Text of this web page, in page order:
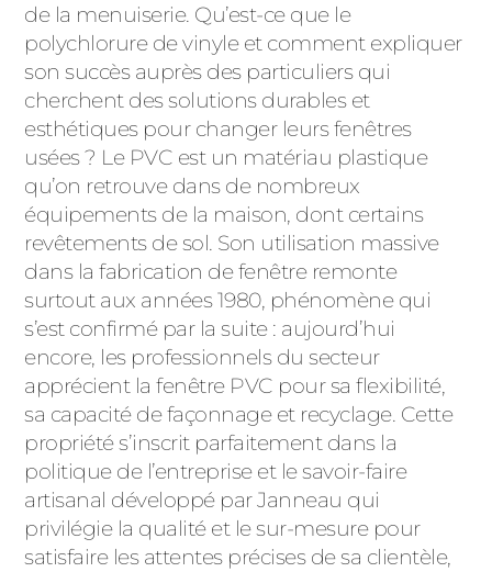
de la menuiserie. Qu’est-ce que le
polychlorure de vinyle et comment expliquer
son succès auprès des particuliers qui
cherchent des solutions durables et
esthétiques pour changer leurs fenêtres
usées ? Le PVC est un matériau plastique
qu’on retrouve dans de nombreux
équipements de la maison, dont certains
revêtements de sol. Son utilisation massive
dans la fabrication de fenêtre remonte
surtout aux années 1980, phénomène qui
s’est confirmé par la suite : aujourd’hui
encore, les professionnels du secteur
apprécient la fenêtre PVC pour sa flexibilité,
sa capacité de façonnage et recyclage. Cette
propriété s’inscrit parfaitement dans la
politique de l’entreprise et le savoir-faire
artisanal développé par Janneau qui
privilégie la qualité et le sur-mesure pour
satisfaire les attentes précises de sa clientèle,